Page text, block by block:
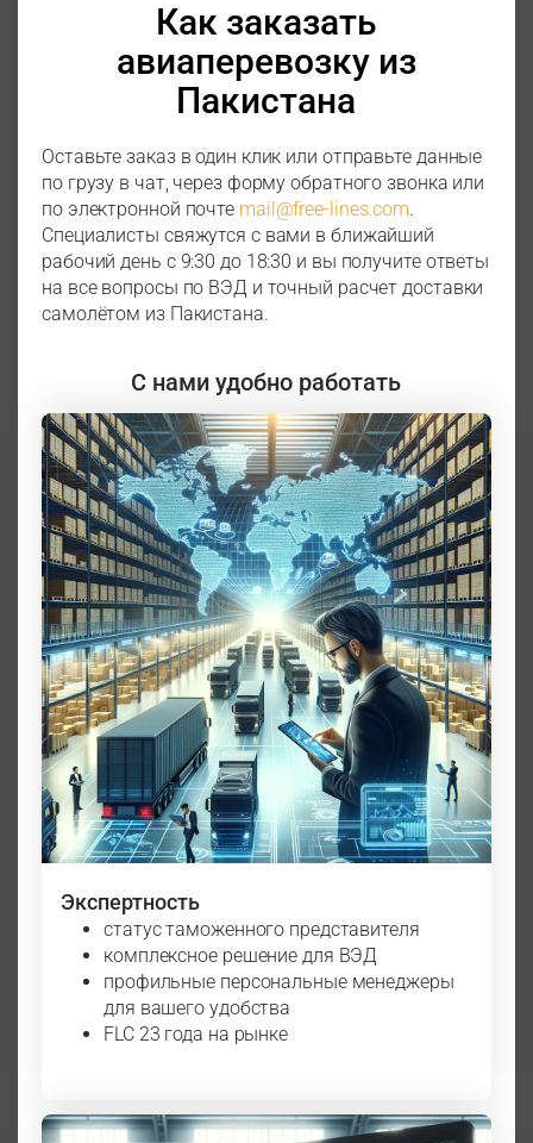
Как заказать
авиаперевозку из
Пакистана
Оставьте заказ в один клик или отправьте данные
по грузу в чат, через форму обратного звонка или
по электронной почте mail@free-lines.com.
Специалисты свяжутся с вами в ближайший
рабочий день с 9:30 до 18:30 и вы получите ответы
на все вопросы по ВЭД и точный расчет доставки
самолётом из Пакистана.
С нами удобно работать
Экспертность
статус таможенного представителя
комплексное решение для ВЭД
профильные персональные менеджеры
для вашего удобства
FLC 23 года на рынке